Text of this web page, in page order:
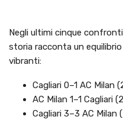
Negli ultimi cinque
storia racconta un
vibranti:
Cagliari 0–1 AC Milan
AC Milan 1–1 Cagliari
Cagliari 3–3 AC Milan